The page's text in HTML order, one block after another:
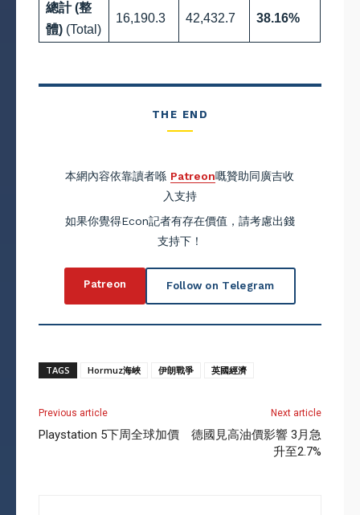
總計 (整
體) (Total)
16,190.3 42,432.7 38.16%
THE END
本網內容依靠讀者喺 Patreon嘅贊助同廣吉收
入支持
如果你覺得Econ記者有存在價值，請考慮出錢
支持下！
Patreon Follow on Telegram
TAGS Hormuz海峽 伊朗戰爭 英國經濟
Previous article
Playstation 5下周全球加價
Next article
德國見高油價影響 3月急
升至2.7%